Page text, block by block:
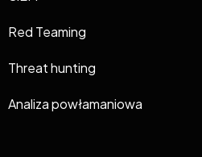
Red Teaming
Threat hunting
Analiza powłamaniowa